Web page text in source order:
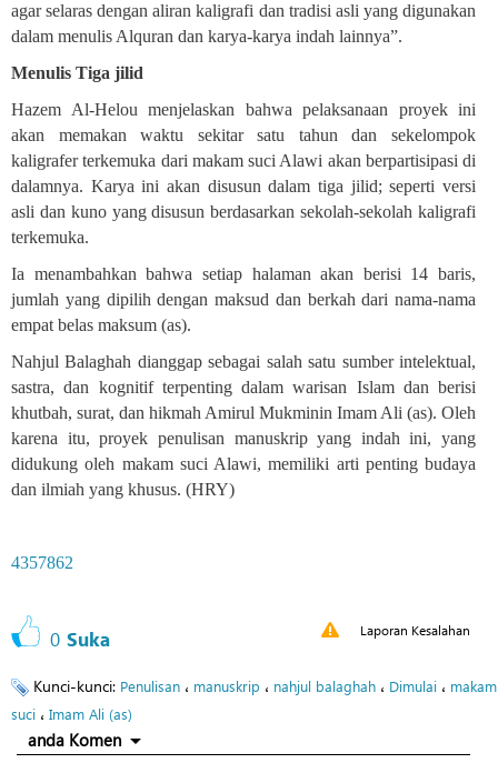
agar selaras dengan aliran kaligrafi dan tradisi asli yang digunakan
dalam menulis Alquran dan karya-karya indah lainnya”.
Menulis Tiga jilid
Hazem Al-Helou menjelaskan bahwa pelaksanaan proyek ini
akan memakan waktu sekitar satu tahun dan sekelompok
kaligrafer terkemuka dari makam suci Alawi akan berpartisipasi di
dalamnya. Karya ini akan disusun dalam tiga jilid; seperti versi
asli dan kuno yang disusun berdasarkan sekolah-sekolah kaligrafi
terkemuka.
Ia menambahkan bahwa setiap halaman akan berisi 14 baris,
jumlah yang dipilih dengan maksud dan berkah dari nama-nama
empat belas maksum (as).
Nahjul Balaghah dianggap sebagai salah satu sumber intelektual,
sastra, dan kognitif terpenting dalam warisan Islam dan berisi
khutbah, surat, dan hikmah Amirul Mukminin Imam Ali (as). Oleh
karena itu, proyek penulisan manuskrip yang indah ini, yang
didukung oleh makam suci Alawi, memiliki arti penting budaya
dan ilmiah yang khusus. (HRY)
4357862
0 Suka Laporan Kesalahan
Kunci-kunci: Penulisan ، manuskrip ، nahjul balaghah ، Dimulai ، makam
suci ، Imam Ali (as)
anda Komen